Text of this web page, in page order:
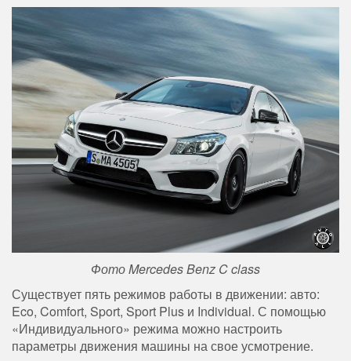
Фото Mercedes Benz C class
Существует пять режимов работы в движении: авто:
Eco, Comfort, Sport, Sport Plus и Individual. С помощью
«Индивидуального» режима можно настроить
параметры движения машины на свое усмотрение.